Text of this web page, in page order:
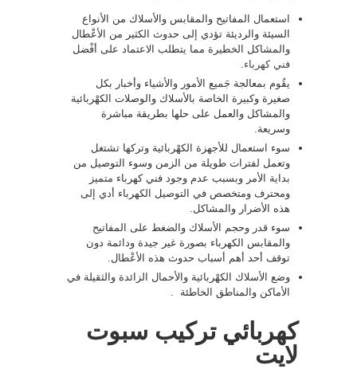
استعمال المفاتيح والمقابس والأسلاك من الأنواع
السيئة والرديئة تؤدي إلى حدوث الكثير من الأعْطال
والمشاكل الخطيرة مما يتطلب الاعتماد على أفْضل
فني كهرباء
يقُوم بمعالجة جَميع الأمور والأشياء وأخبار بكل
صغيرة وكبيرة الخاصة بالأسلاك والوصلات الكهْربائية
والمشاكل والعمل على حلها بطريقة مباشرة
وسريعة.
سوء استعمال للأجهزة الكهْربائية وتركها تشتغل
وتعمل لفترات طويلة من الزمن وسوء التوصيل من
بداية الأمر وبسبب عدم وجود فني كهرباء متميز
ومحترف ومتخصص في التوصيل الكهرباء أدي إلى
هذه الأضرار والمشاكل.
سوء قدر وحجم الأسلاك والضغط على المفاتيح
والمقابس الكهرباء بصورة غير جيدة ودائمة دون
توقف أحد أهم أسباب حدوث هذه الأعْطال.
وضع الأسلاك الكهْربائية والأحمال الزائدة والثقيلة في
الأماكن والمناطق الخاطئة .
كهربائي تركيب سبوت
لايت